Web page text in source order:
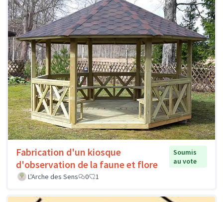
Fabrication d'un kiosque
d'observation de la faune et flore
Soumis
au vote
L'Arche des Sens
0 1